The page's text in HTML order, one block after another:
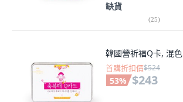
缺貨
(25)
韓國營祈福Q卡, 混色
首購折扣價$524
53% $243